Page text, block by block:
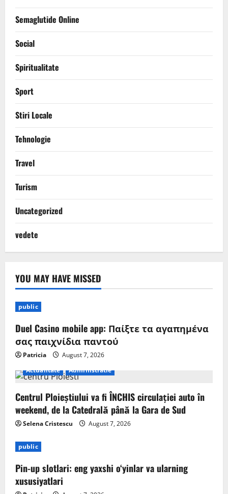
Semaglutide Online
Social
Spiritualitate
Sport
Stiri Locale
Tehnologie
Travel
Turism
Uncategorized
vedete
YOU MAY HAVE MISSED
public
Duel Casino mobile app: Παίξτε τα αγαπημένα
σας παιχνίδια παντού
Patricia
August 7, 2026
Actualitate
Administratie
Centrul Ploieștiului va fi ÎNCHIS circulației auto în
weekend, de la Catedrală până la Gara de Sud
Selena Cristescu August 7, 2026
public
Pin-up slotlari: eng yaxshi o‘yinlar va ularning
xususiyatlari